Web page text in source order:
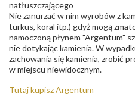
natłuszczającego
Nie zanurzać w nim wyrobów z
turkus, koral itp.) gdyż mogą
namoczoną płynem "Argentum"
nie dotykając kamienia. W
zachowania się kamienia, zrobić
w miejscu niewidocznym.
Tutaj kupisz Argentum